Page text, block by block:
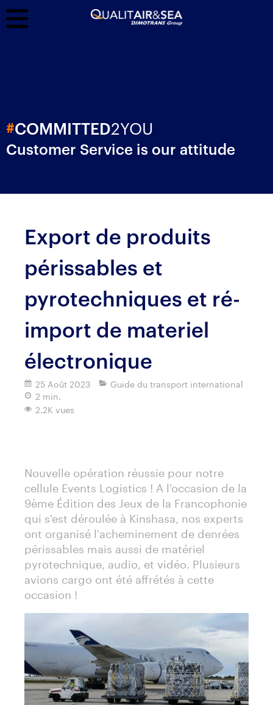
#COMMITTED2YOU
Customer Service is our attitude
Export de produits
périssables et
pyrotechniques et ré-
import de materiel
électronique
25 Août 2023
Guide du transport international
2 min.
2.2K vues
Nouvelle opération réussie pour notre
cellule Events Logistics ! A l'occasion de la
9ème Édition des Jeux de la Francophonie
qui s'est déroulée à Kinshasa, nos experts
ont organisé l'acheminement de denrées
périssables mais aussi de matériel
pyrotechnique, audio, et vidéo. Plusieurs
avions cargo ont été affrétés à cette
occasion !